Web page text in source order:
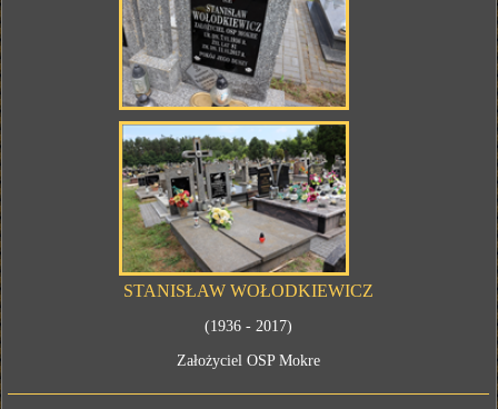
STANISŁAW WOŁODKIEWICZ
(1936 - 2017)
Założyciel OSP Mokre